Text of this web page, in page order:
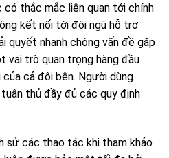
có thắc mắc liên quan tới chính
kết nối tới đội ngũ hỗ trợ
quyết nhanh chóng vấn đề gặp
vai trò quan trọng hàng đầu
cả đôi bên. Người dùng
thủ đầy đủ các quy định
sử các thao tác khi tham khảo